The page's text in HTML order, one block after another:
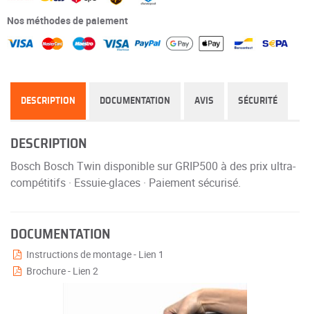
Nos méthodes de paiement
DESCRIPTION DOCUMENTATION AVIS SÉCURITÉ
DESCRIPTION
Bosch Bosch Twin disponible sur GRIP500 à des prix ultra-
compétitifs · Essuie-glaces · Paiement sécurisé.
DOCUMENTATION
Instructions de montage - Lien 1
Brochure - Lien 2